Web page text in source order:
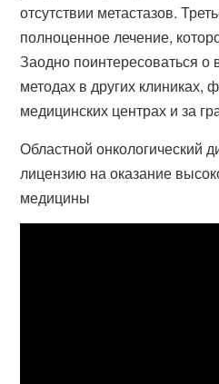
отсутствии метастазов.
полноценное лечение,
Заодно поинтересоваться
методах в других клиниках,
медицинских центрах и за
Областной онкологический
лицензию на оказание
медицины